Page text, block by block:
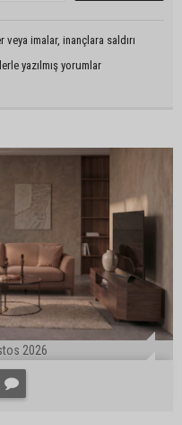
imalar, inançlara saldırı
yazılmış yorumlar
2026